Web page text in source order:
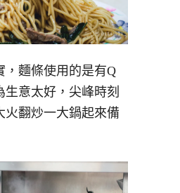
，麵條使用的是有Q
生意太好，尖峰時刻
火翻炒一大鍋起來備